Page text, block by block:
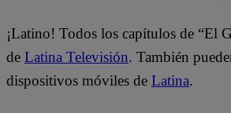
¡Latino! Todos los capítulos de “El
de Latina Televisión. También
dispositivos móviles de Latina.